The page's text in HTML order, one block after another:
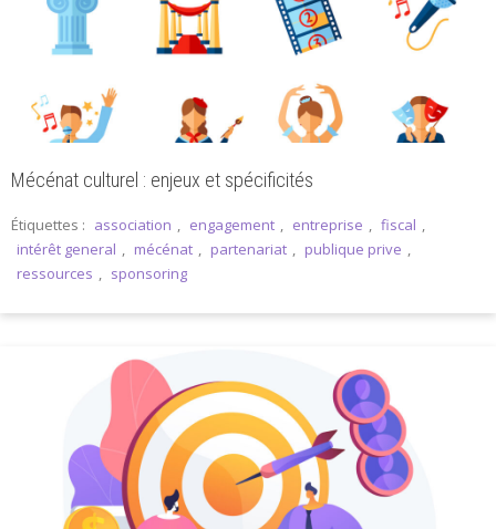
Mécénat culturel : enjeux et spécificités
Étiquettes : association , engagement , entreprise , fiscal ,
intérêt general , mécénat , partenariat , publique prive ,
ressources , sponsoring